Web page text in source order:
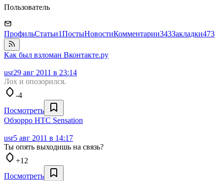
Пользователь
ПрофильСтатьи1ПостыНовостиКомментарии343Закладки473
Как был взломан Вконтакте.ру
usr29 авг 2011 в 23:14
Лох и опозорился.
-4
Посмотреть
Обзорро HTC Sensation
usr5 авг 2011 в 14:17
Ты опять выходишь на связь?
+12
Посмотреть